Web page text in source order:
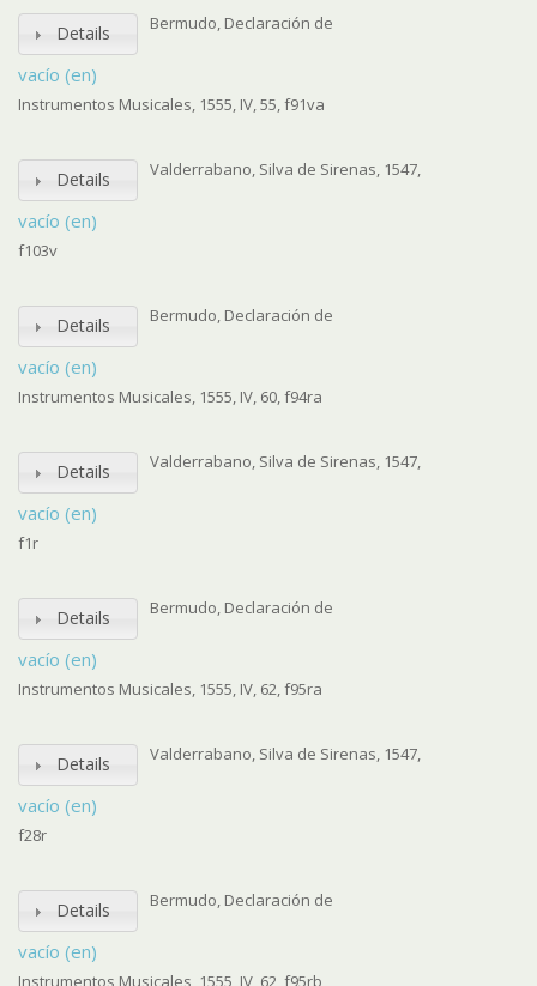
Details
vacío (en)
Bermudo, Declaración de
Instrumentos Musicales, 1555, IV, 55, f91va
Details
vacío (en)
Valderrabano, Silva de Sirenas, 1547,
f103v
Details
vacío (en)
Bermudo, Declaración de
Instrumentos Musicales, 1555, IV, 60, f94ra
Details
vacío (en)
Valderrabano, Silva de Sirenas, 1547,
f1r
Details
vacío (en)
Bermudo, Declaración de
Instrumentos Musicales, 1555, IV, 62, f95ra
Details
vacío (en)
Valderrabano, Silva de Sirenas, 1547,
f28r
Details
vacío (en)
Bermudo, Declaración de
Instrumentos Musicales, 1555, IV, 62, f95rb